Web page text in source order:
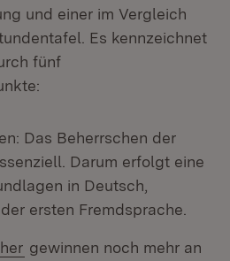
und einer im Vergleich
Es kennzeichnet
fünf
Das Beherrschen der
Darum erfolgt eine
in Deutsch,
ersten Fremdsprache.
(Öffnet in neuem Fenster)
gewinnen noch mehr an